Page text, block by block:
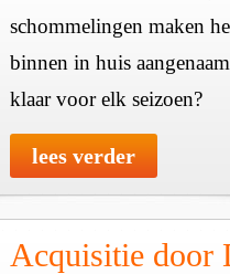
schommelingen maken
binnen in huis
klaar voor elk seizoen?
lees verder
Acquisitie door